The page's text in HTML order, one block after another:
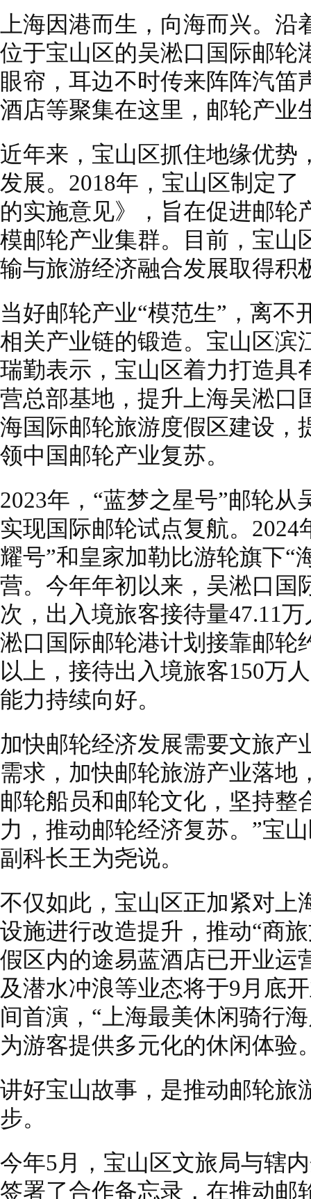
上海因港而生，向海而兴。
位于宝山区的吴淞口国际邮轮
眼帘，耳边不时传来阵阵汽笛
酒店等聚集在这里，邮轮产业
近年来，宝山区抓住地缘优势
发展。2018年，宝山区制定
的实施意见》，旨在促进邮轮
模邮轮产业集群。目前，宝山
输与旅游经济融合发展取得积
当好邮轮产业“模范生”，离不
相关产业链的锻造。宝山区滨
瑞勤表示，宝山区着力打造具
营总部基地，提升上海吴淞口
海国际邮轮旅游度假区建设，
领中国邮轮产业复苏。
2023年，“蓝梦之星号”邮轮
实现国际邮轮试点复航。2024
耀号”和皇家加勒比游轮旗下“
营。今年年初以来，吴淞口国
次，出入境旅客接待量47.11
淞口国际邮轮港计划接靠邮轮
以上，接待出入境旅客150万
能力持续向好。
加快邮轮经济发展需要文旅产
需求，加快邮轮旅游产业落地
邮轮船员和邮轮文化，坚持整
力，推动邮轮经济复苏。”宝
副科长王为尧说。
不仅如此，宝山区正加紧对上
设施进行改造提升，推动“商
假区内的途易蓝酒店已开业运
及潜水冲浪等业态将于9月底
间首演，“上海最美休闲骑行
为游客提供多元化的休闲体验
讲好宝山故事，是推动邮轮旅
步。
今年5月，宝山区文旅局与辖
签署了合作备忘录，在推动邮